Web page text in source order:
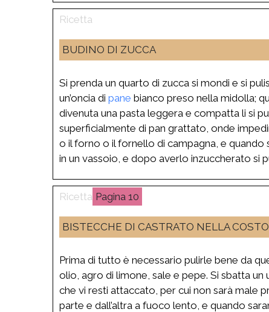
BUDINO DI ZUCCA
Si prenda un quarto di zucca si mondi e si
un’oncia di pane bianco preso nella midolla;
divenuta una pasta leggera e compatta li si
superficialmente di pan grattato, onde
o il forno o il fornello di campagna, e
in un vassoio, e dopo averlo inzuccherato si
10
BISTECCHE DI CASTRATO NELLA
Prima di tutto è necessario pulirle bene da
olio, agro di limone, sale e pepe. Si sbatta
che vi resti attaccato, per cui non sarà male
parte e dall’altra a fuoco lento, e quando